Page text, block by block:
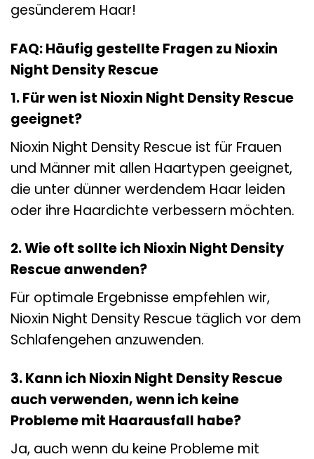
gesünderem Haar!
FAQ: Häufig gestellte Fragen zu Nioxin
Night Density Rescue
1. Für wen ist Nioxin Night Density Rescue
geeignet?
Nioxin Night Density Rescue ist für Frauen
und Männer mit allen Haartypen geeignet,
die unter dünner werdendem Haar leiden
oder ihre Haardichte verbessern möchten.
2. Wie oft sollte ich Nioxin Night Density
Rescue anwenden?
Für optimale Ergebnisse empfehlen wir,
Nioxin Night Density Rescue täglich vor dem
Schlafengehen anzuwenden.
3. Kann ich Nioxin Night Density Rescue
auch verwenden, wenn ich keine
Probleme mit Haarausfall habe?
Ja, auch wenn du keine Probleme mit